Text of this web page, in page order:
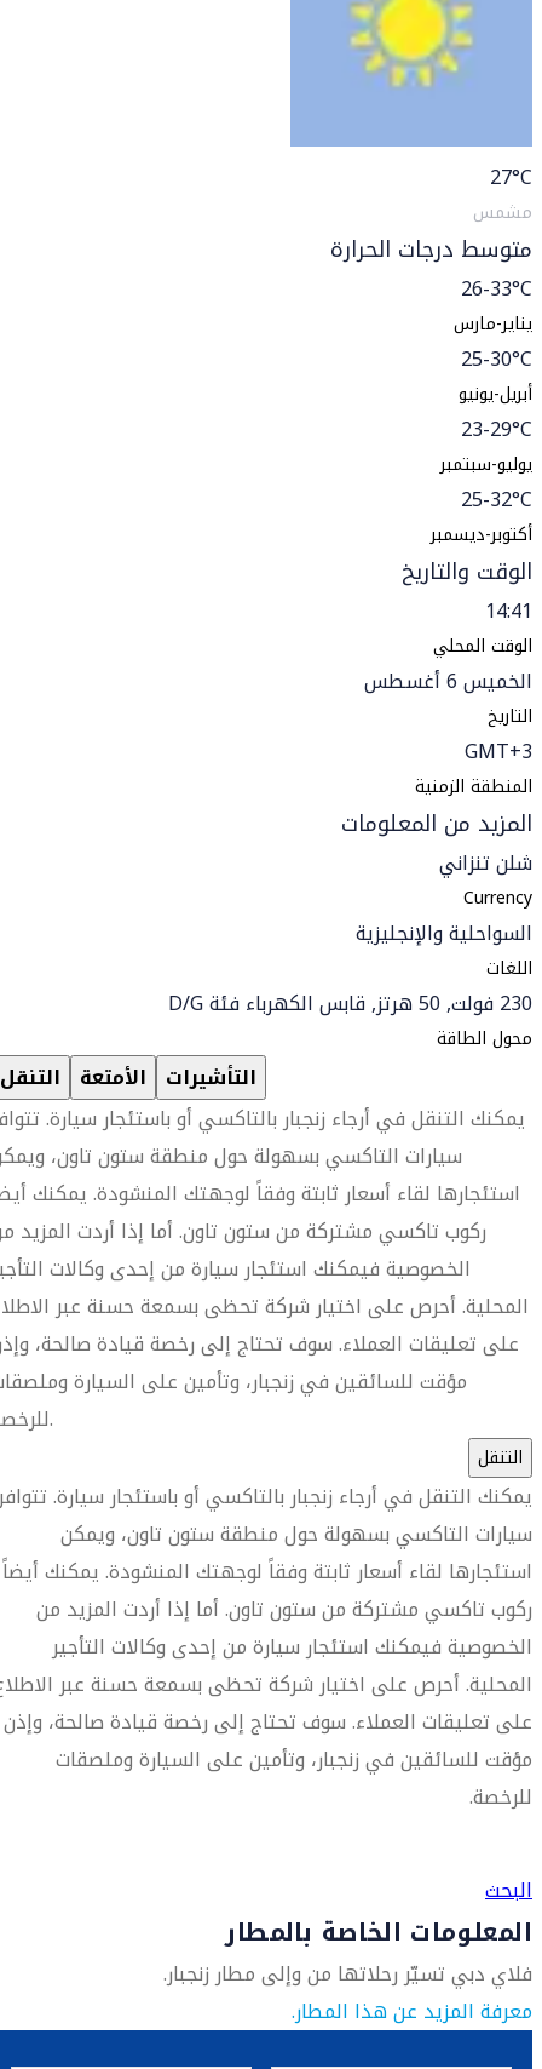
27°C
مشمس
متوسط درجات الحرارة
26-33°C
يناير-مارس
25-30°C
أبريل-يونيو
23-29°C
يوليو-سبتمبر
25-32°C
أكتوبر-ديسمبر
الوقت والتاريخ
14:41
الوقت المحلي
الخميس 6 أغسطس
التاريخ
GMT+3
المنطقة الزمنية
المزيد من المعلومات
شلن تنزاني
Currency
السواحلية والإنجليزية
اللغات
230 فولت, 50 هرتز, قابس الكهرباء فئة D/G
محول الطاقة
التنقل الأمتعة التأشيرات
يمكنك التنقل في أرجاء زنجبار بالتاكسي أو باستئجار سيارة.
سيارات التاكسي بسهولة حول منطقة ستون تاون،
استئجارها لقاء أسعار ثابتة وفقاً لوجهتك المنشودة. يمكنك
ركوب تاكسي مشتركة من ستون تاون. أما إذا أردت المزيد
الخصوصية فيمكنك استئجار سيارة من إحدى وكالات
المحلية. أحرص على اختيار شركة تحظى بسمعة حسنة عبر
على تعليقات العملاء. سوف تحتاج إلى رخصة قيادة صالحة،
مؤقت للسائقين في زنجبار، وتأمين على السيارة
للرخصة.
التنقل
يمكنك التنقل في أرجاء زنجبار بالتاكسي أو باستئجار سيارة.
سيارات التاكسي بسهولة حول منطقة ستون تاون، ويمكن
استئجارها لقاء أسعار ثابتة وفقاً لوجهتك المنشودة. يمكنك أيضاً
ركوب تاكسي مشتركة من ستون تاون. أما إذا أردت المزيد من
الخصوصية فيمكنك استئجار سيارة من إحدى وكالات التأجير
المحلية. أحرص على اختيار شركة تحظى بسمعة حسنة عبر
على تعليقات العملاء. سوف تحتاج إلى رخصة قيادة صالحة، وإذن
مؤقت للسائقين في زنجبار، وتأمين على السيارة وملصقات
للرخصة.
البحث
المعلومات الخاصة بالمطار
فلاي دبي تسيّر رحلاتها من وإلى مطار زنجبار.
معرفة المزيد عن هذا المطار.